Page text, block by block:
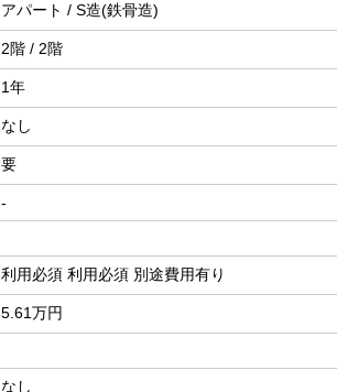
アパート / S造(鉄骨造)
2階 / 2階
1年
なし
要
-
利用必須 利用必須 別途費用有り
5.61万円
なし